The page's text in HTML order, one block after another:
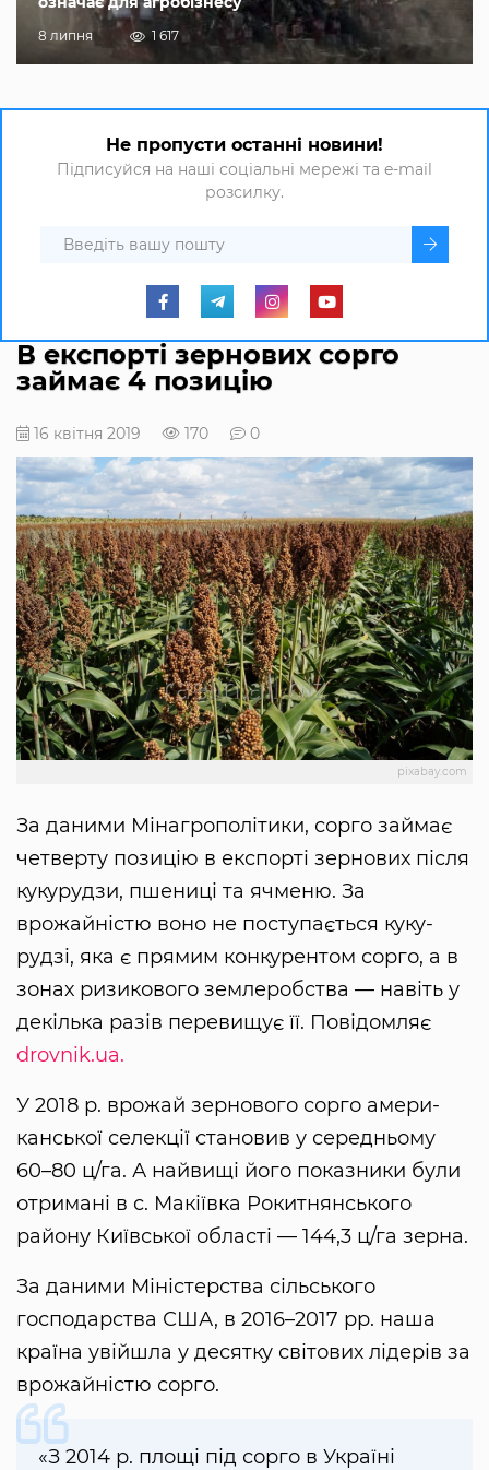
8 липня 1 617
Не пропусти останні новини!
Підписуйся на наші соціальні мережі та e-mail
розсилку.
В експорті зернових сорго
займає 4 позицію
16 квітня 2019 170 0
pixabay.com
За да­ни­ми Мінаг­рополіти­ки, сорго займає
четверту позицію в ек­спорті зерно­вих після
ку­ку­рудзи, пшениці та ячме­ню. За
врожайністю во­но не поступається ку­ку­
рудзі, яка є пря­мим конку­рентом сорго, а в
зо­нах ри­зи­ко­во­го землеробст­ва — навіть у
декілька разів пе­ре­ви­щує її. Повідомляє
drovnik.ua.
У 2018 р. врожай зерно­во­го сорго амери­
канської селекції стано­вив у се­реднь­ому
60–80 ц/га. А найвищі йо­го по­казни­ки бу­ли
отри­мані в с. Макіївка Рокитнянсько­го
району Київської об­ласті — 144,3 ц/га зерна.
За да­ни­ми Міністер­ст­ва сільсько­го
господарст­ва США, в 2016–2017 рр. на­ша
країна увійшла у де­сятку світо­вих лідерів за
врожайністю сорго.
«З 2014 р. площі під сорго в Ук­раїні